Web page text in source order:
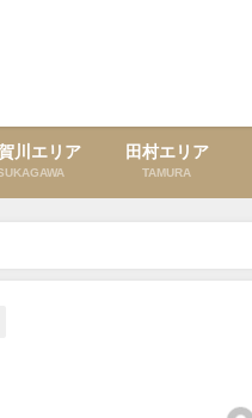
川エリア 田村エリア
TAMURA